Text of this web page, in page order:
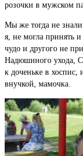
розочки в мужском
Мы же тогда не знали
я, не могла принять
чудо и другого не
Надюшиного ухода,
к доченьке в хоспис,
внучкой, мамочка.